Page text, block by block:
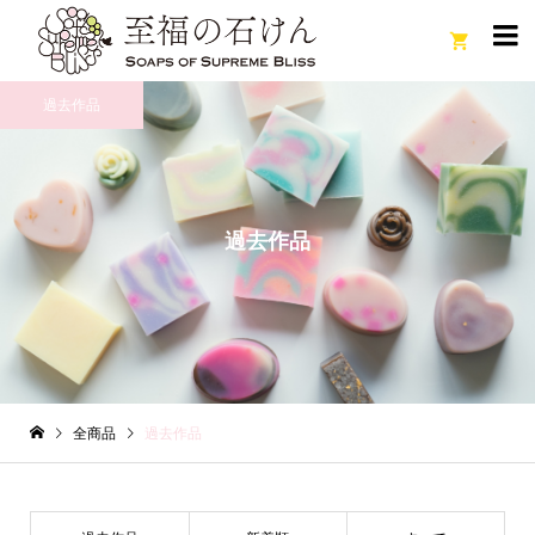

過去作品
過去作品
全商品 過去作品